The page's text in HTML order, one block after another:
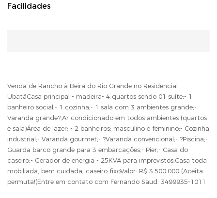
Facilidades
Venda de Rancho à Beira do Rio Grande no Residencial
UbatãCasa principal - madeira- 4 quartos sendo 01 suíte;- 1
banheiro social;- 1 cozinha;- 1 sala com 3 ambientes grande;-
Varanda grande?;Ar condicionado em todos ambientes (quartos
e sala)Área de lazer: - 2 banheiros: masculino e feminino;- Cozinha
industrial;- Varanda gourmet;- ?Varanda convencional;- ?Piscina;-
Guarda barco grande para 3 embarcações;- Pier;- Casa do
caseiro;- Gerador de energia - 25KVA para imprevistos;Casa toda
mobiliada, bem cuidada, caseiro fixoValor: R$ 3.500.000 (Aceita
permuta!)Entre em contato com Fernando Saud: 3499935-1011